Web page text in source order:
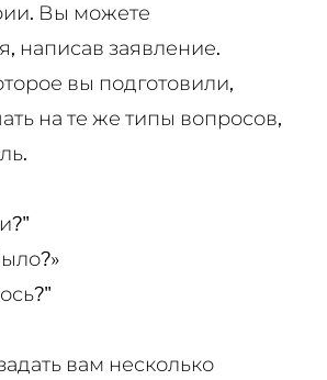
Вы можете
написав заявление.
вы подготовили,
на те же типы вопросов,
вам несколько